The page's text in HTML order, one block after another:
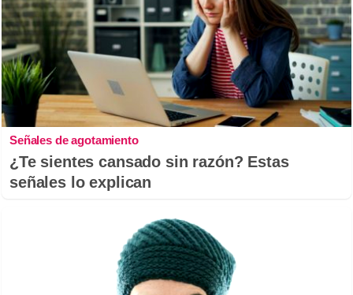
Señales de agotamiento
¿Te sientes cansado sin razón? Estas
señales lo explican